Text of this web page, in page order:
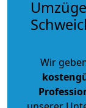
Wir